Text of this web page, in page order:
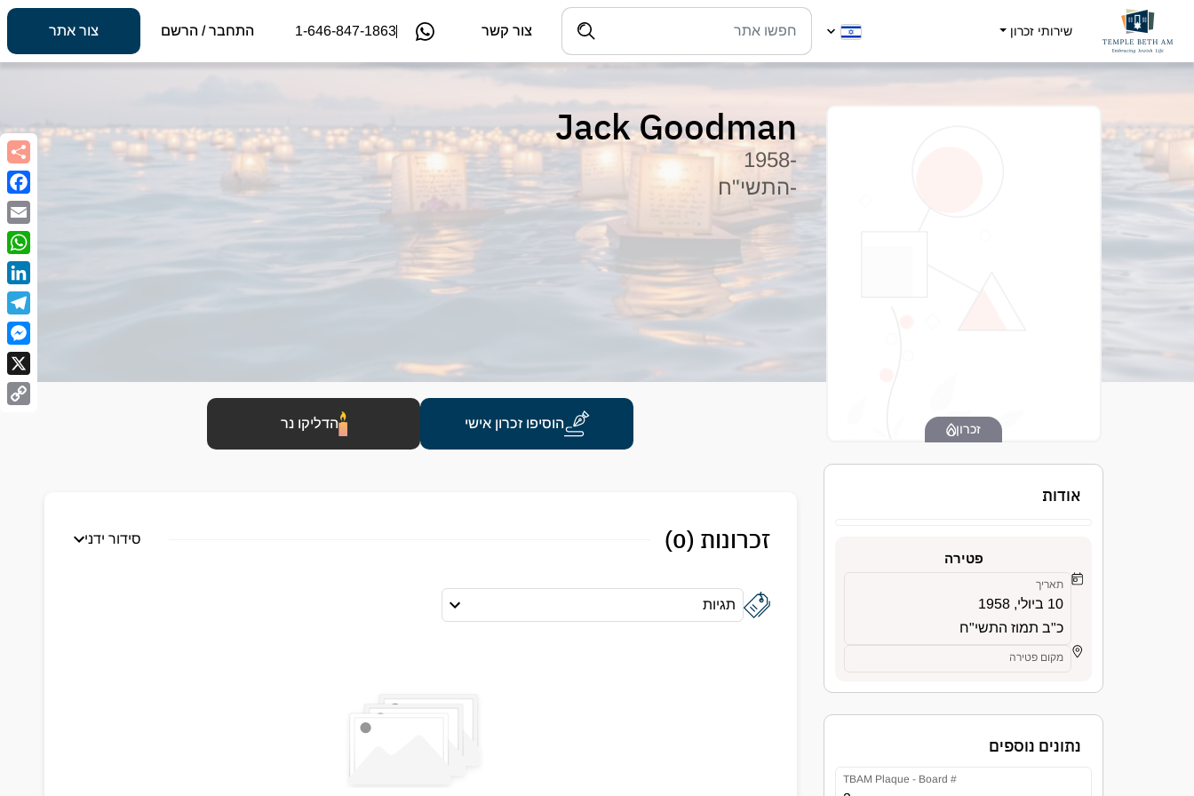
שירותי זכרון צור קשר 1-646-847-1863 התחבר / הרשם צור אתר
זכרון
אודות
פטירה
תאריך
10 ביולי, 1958
כ"ב תמוז התשי"ח
מקום פטירה
נתונים נוספים
TBAM Plaque - Board #
Jack Goodman
-1958
-התשי"ח
הוסיפו זכרון אישי הדליקו נר
זכרונות (0) סידור ידני
תגיות
X